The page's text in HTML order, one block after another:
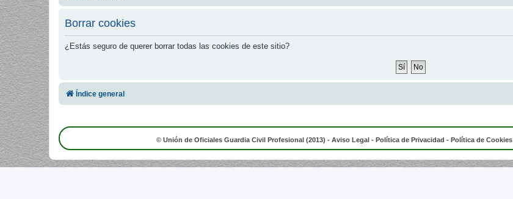
Borrar cookies
¿Estás seguro de querer borrar todas las cookies de este sitio?
Índice general
© Unión de Oficiales Guardia Civil Profesional (2013) - Aviso Legal - Política de Privacidad - Política de Cookies